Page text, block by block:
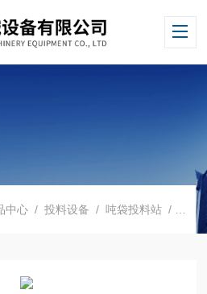
中心 /投料设备 /吨袋投料站 / CF-PBJ吨包投料站